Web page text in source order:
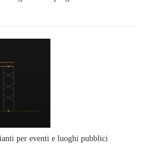
per eventi e luoghi pubblici